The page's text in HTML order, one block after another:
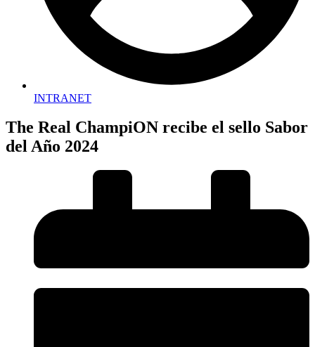
INTRANET
The Real ChampiON recibe el sello Sabor
del Año 2024